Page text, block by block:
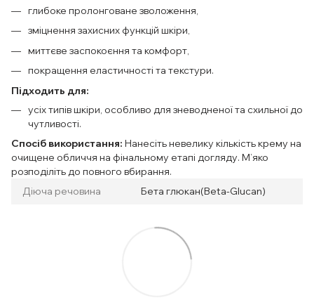
глибоке пролонговане зволоження,
зміцнення захисних функцій шкіри,
миттєве заспокоєння та комфорт,
покращення еластичності та текстури.
Підходить для:
усіх типів шкіри, особливо для зневодненої та схильної до
чутливості.
Спосіб використання: Нанесіть невелику кількість крему на
очищене обличчя на фінальному етапі догляду. М’яко
розподіліть до повного вбирання.
Діюча речовина
Бета глюкан(Beta-Glucan)